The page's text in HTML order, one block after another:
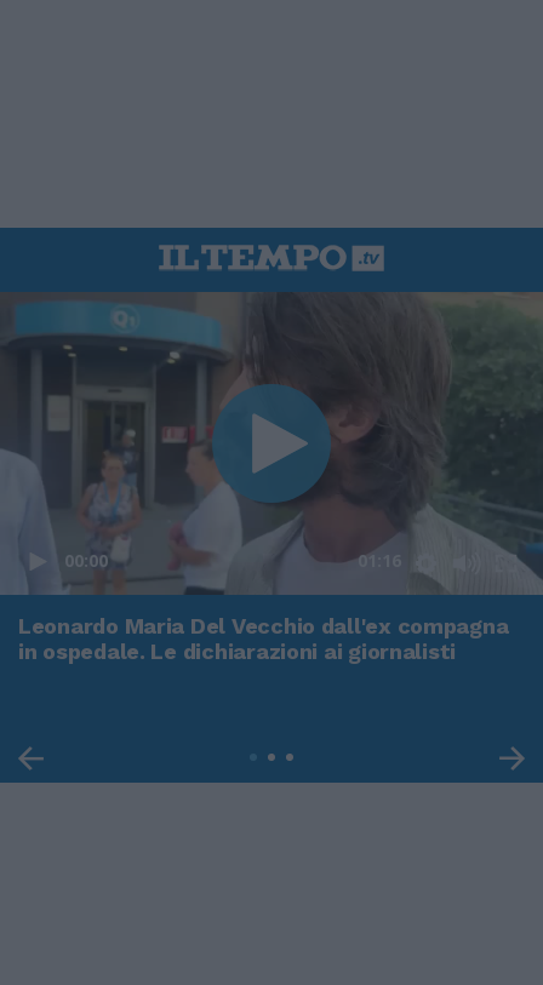
00:00 01:16
Leonardo Maria Del Vecchio dall'ex compagna
in ospedale. Le dichiarazioni ai giornalisti